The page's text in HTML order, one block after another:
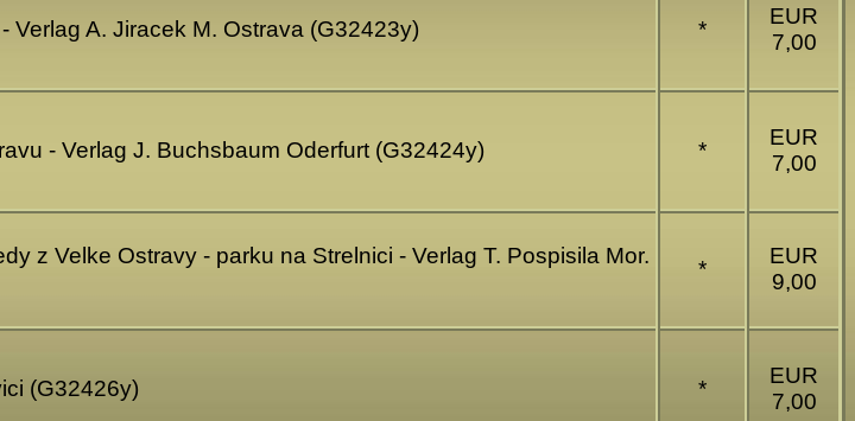
Verlag A. Jiracek M. Ostrava (G32423y) *
EUR
7,00
- Verlag J. Buchsbaum Oderfurt (G32424y) *
EUR
7,00
z Velke Ostravy - parku na Strelnici - Verlag T. Pospisila Mor.
*
EUR
9,00
(G32426y) *
EUR
7,00